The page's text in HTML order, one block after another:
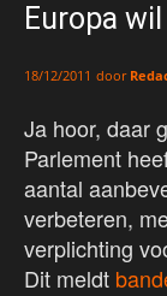
Europa
18/12/2011 door
Ja hoor, daar
Parlement
aantal
verbeteren,
verplichting
Dit meldt